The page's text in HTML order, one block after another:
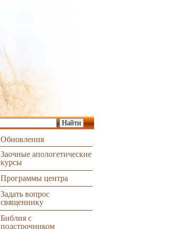
Обновления
Заочные апологетические
курсы
Программы центра
Задать вопрос
священнику
Библия с
подстрочником